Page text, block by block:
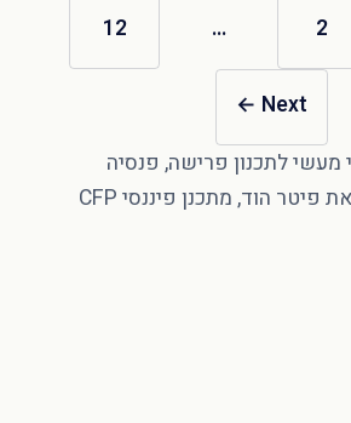
2
…
12
Next
←